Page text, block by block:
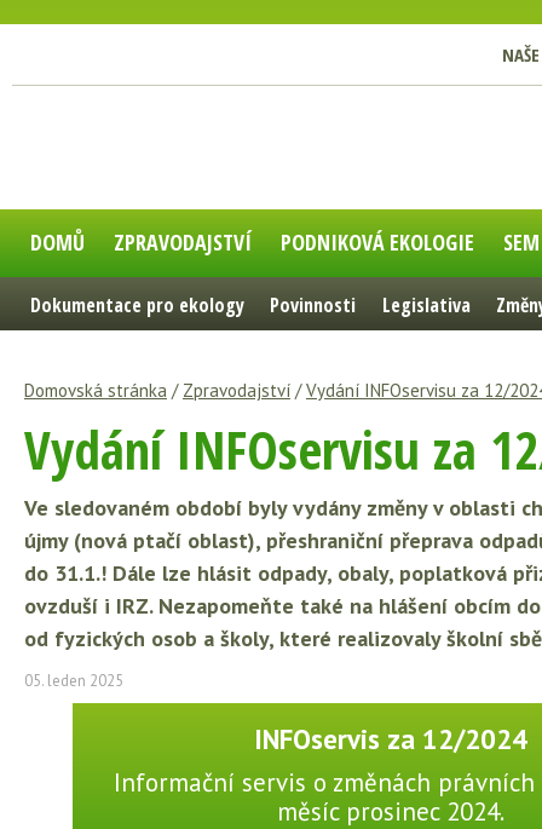
DOMŮ ZPRAVODAJSTVÍ PODNIKOVÁ EKOLOGIE
Dokumentace pro ekology Povinnosti Legislativa
Domovská stránka / Zpravodajství /Vydání INFOservisu za 12/
Vydání INFOservisu za
Ve sledovaném období byly vydány změny v oblasti
újmy (nová ptačí oblast), přeshraniční přeprava
do 31.1.! Dále lze hlásit odpady, obaly, poplatková
ovzduší i IRZ. Nezapomeňte také na hlášení obcím
od fyzických osob a školy, které realizovaly školní
05. leden 2025
INFOservis za 12/2024
Informační servis o změnách právních
měsíc prosinec 2024.